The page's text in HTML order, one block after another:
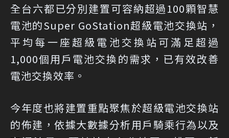
全台六都已分別建置可容納超過100顆智慧
電池的Super GoStation超級電池交換站，
平均每一座超級電池交換站可滿足超過
1,000個用戶電池交換的需求，已有效改善
電池交換效率。
今年度也將建置重點聚焦於超級電池交換站
的佈建，依據大數據分析用戶騎乘行為以及